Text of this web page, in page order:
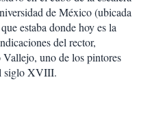
de México (ubicada
estaba donde hoy es la
del rector,
uno de los pintores
siglo XVIII.